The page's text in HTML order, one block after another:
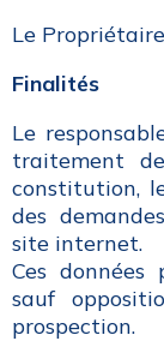
Le
Finalités
Le
traitement
constitution,
des
site internet.
Ces
sauf
prospection.